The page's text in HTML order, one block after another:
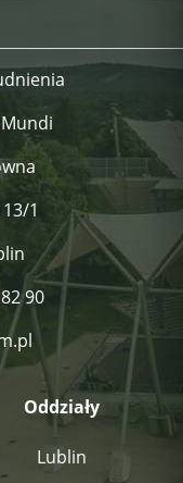
1
90
Oddziały
Lublin